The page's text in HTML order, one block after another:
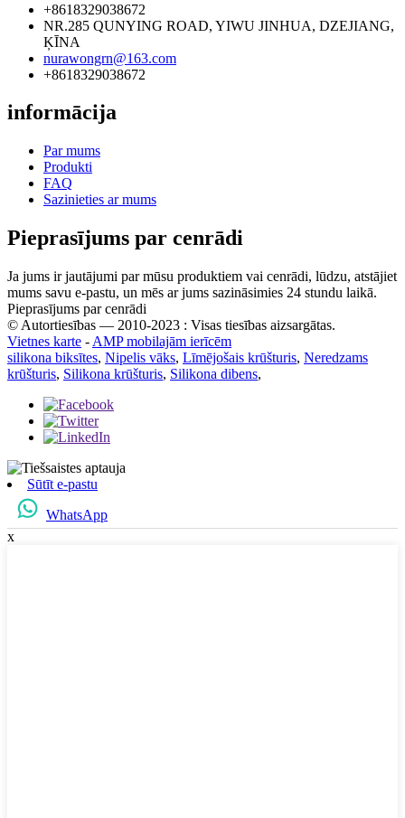
+8618329038672
NR.285 QUNYING ROAD, YIWU JINHUA, DZEJIANG,
ĶĪNA
nurawongrn@163.com
+8618329038672
informācija
Par mums
Produkti
FAQ
Sazinieties ar mums
Pieprasījums par cenrādi
Ja jums ir jautājumi par mūsu produktiem vai cenrādi, lūdzu, atstājiet
mums savu e-pastu, un mēs ar jums sazināsimies 24 stundu laikā.
Pieprasījums par cenrādi
© Autortiesības — 2010-2023 : Visas tiesības aizsargātas.
Vietnes karte - AMP mobilajām ierīcēm
silikona biksītes, Nipelis vāks, Līmējošais krūšturis, Neredzams
krūšturis, Silikona krūšturis, Silikona dibens,
Sūtīt e-pastu
WhatsApp
x